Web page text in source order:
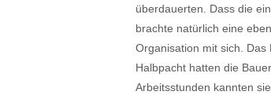
überdauerten. Dass die
brachte natürlich eine
Organisation mit sich.
Halbpacht hatten die
Arbeitsstunden kannten